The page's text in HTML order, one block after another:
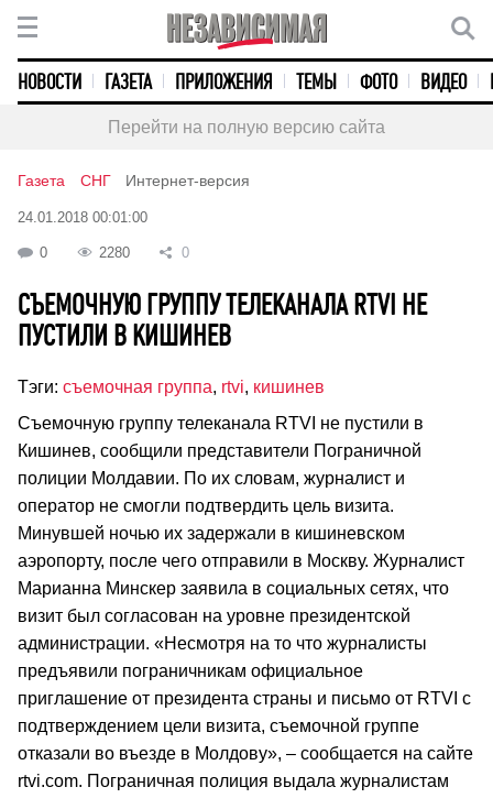
НОВОСТИ ГАЗЕТА ПРИЛОЖЕНИЯ ТЕМЫ ФОТО ВИДЕО
Перейти на полную версию сайта
Газета СНГ Интернет-версия
24.01.2018 00:01:00
0 2280 0
СЪЕМОЧНУЮ ГРУППУ ТЕЛЕКАНАЛА RTVI НЕ
ПУСТИЛИ В КИШИНЕВ
Тэги: съемочная группа, rtvi, кишинев
Съемочную группу телеканала RTVI не пустили в
Кишинев, сообщили представители Пограничной
полиции Молдавии. По их словам, журналист и
оператор не смогли подтвердить цель визита.
Минувшей ночью их задержали в кишиневском
аэропорту, после чего отправили в Москву. Журналист
Марианна Минскер заявила в социальных сетях, что
визит был согласован на уровне президентской
администрации. «Несмотря на то что журналисты
предъявили пограничникам официальное
приглашение от президента страны и письмо от RTVI с
подтверждением цели визита, съемочной группе
отказали во въезде в Молдову», – сообщается на сайте
rtvi.com. Пограничная полиция выдала журналистам